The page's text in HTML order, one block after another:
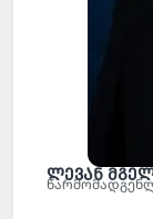
ლევან